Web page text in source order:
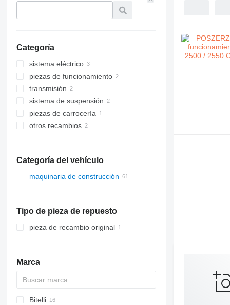
Categoría
sistema eléctrico
unidades de control
sistemas de nivelación automática
piezas de funcionamiento
otras piezas de funcionamiento
transmisión
pares de engranajes cónicos
sistema de suspensión
cadenas
zapatas
piezas de carrocería
otras piezas de carrocería
otros recambios
Categoría del vehículo
maquinaria de construcción
carreteras
fresadoras de asfalto
maquinaria para movimiento de
Tipo de pieza de repuesto
pieza de recambio original
Marca
Titan
AFT
BW
Bitelli